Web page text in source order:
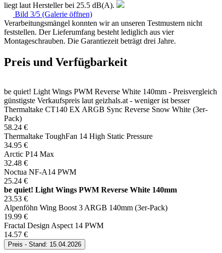
liegt laut Hersteller bei 25.5 dB(A).
Bild 3/5 (Galerie öffnen)
Verarbeitungsmängel konnten wir an unseren Testmustern nicht
feststellen. Der Lieferumfang besteht lediglich aus vier
Montageschrauben. Die Garantiezeit beträgt drei Jahre.
Preis und Verfügbarkeit
be quiet! Light Wings PWM Reverse White 140mm - Preisvergleich
günstigste Verkaufspreis laut geizhals.at - weniger ist besser
Thermaltake CT140 EX ARGB Sync Reverse Snow White (3er-
Pack)
58.24 €
Thermaltake ToughFan 14 High Static Pressure
34.95 €
Arctic P14 Max
32.48 €
Noctua NF-A14 PWM
25.24 €
be quiet! Light Wings PWM Reverse White 140mm
23.53 €
Alpenföhn Wing Boost 3 ARGB 140mm (3er-Pack)
19.99 €
Fractal Design Aspect 14 PWM
14.57 €
Preis - Stand: 15.04.2026